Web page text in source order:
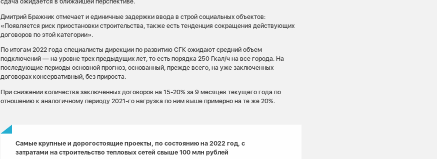
Дмитрий Бражник отмечает и единичные задержки ввода в строй социальных объектов:
«Появляется риск приостановки строительства, также есть тенденция сокращения действующих
договоров по этой категории».
По итогам 2022 года специалисты дирекции по развитию СГК ожидают средний объем
подключений — на уровне трех предыдущих лет, то есть порядка 250 Гкал/ч на все города. На
последующие периоды основной прогноз, основанный, прежде всего, на уже заключенных
договорах консервативный, без прироста.
При снижении количества заключенных договоров на 15-20% за 9 месяцев текущего года по
отношению к аналогичному периоду 2021-го нагрузка по ним выше примерно на те же 20%.
Самые крупные и дорогостоящие проекты, по состоянию на 2022 год, с
затратами на строительство тепловых сетей свыше 100 млн рублей